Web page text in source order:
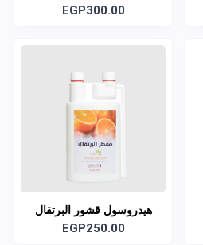
EGP300.00
هيدروسول قشور البرتقال
EGP250.00